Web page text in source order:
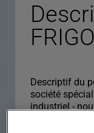
Descriptif du
société
industriel -